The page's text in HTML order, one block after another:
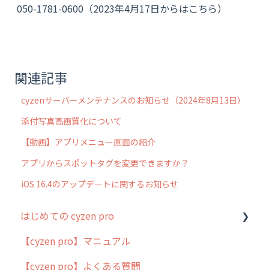
050-1781-0600（2023年4月17日からはこちら）
関連記事
cyzenサーバーメンテナンスのお知らせ（2024年8月13日）
添付写真高画質化について
【動画】アプリメニュー画面の紹介
アプリからスポットタグを変更できますか？
iOS 16.4のアップデートに関するお知らせ
はじめての cyzen pro
cyzen pro とは？
簡易マニュアル
【cyzen pro】マニュアル
【cyzen pro】よくある質問